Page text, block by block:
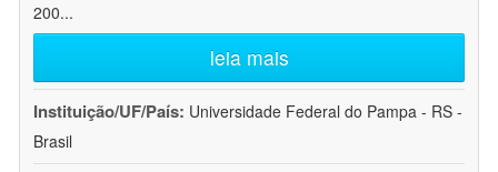
200...
leia mais
Instituição/UF/País: Universidade Federal do Pampa - RS -
Brasil